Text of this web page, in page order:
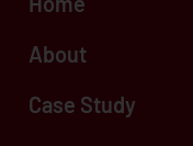
About
Case Study